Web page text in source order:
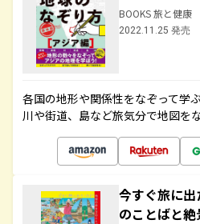
BOOKS 旅と健康
2022.11.25 発売
各国の地形や関係性をなぞって学
川や街道、島など旅気分で地図を
今すぐ旅に
のことばと絶